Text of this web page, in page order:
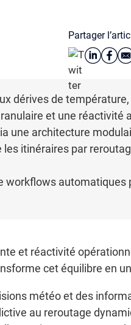
Partager
dérives de
et une réactivité
une architecture
itinéraires par
workflows automatiques
et réactivité
cet équilibre en
météo et des
au reroutage